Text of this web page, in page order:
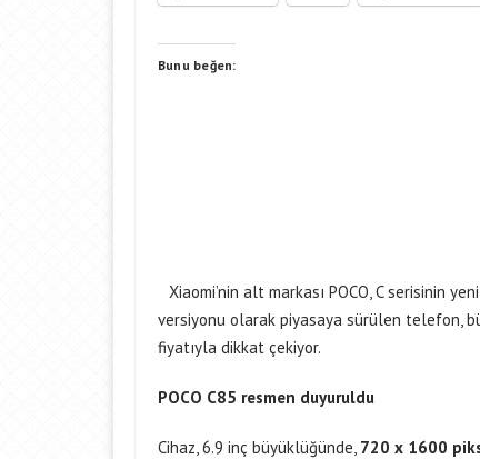
Bunu beğen:
Xiaomi’nin alt markası POCO, C serisinin
versiyonu olarak piyasaya sürülen telefon,
fiyatıyla dikkat çekiyor.
POCO C85 resmen duyuruldu
Cihaz, 6.9 inç büyüklüğünde, 720 x 1600